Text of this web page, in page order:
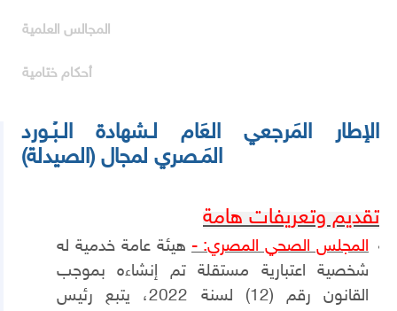
المجالس العلمية
أحكام ختامية
الإطار المَرجعي العَام لـشهادة الـبُـورد
المَـصري لمجال (الصيدلة)
تقديم وتعريفات هامة
المجلس الصحي المصري:
- هيئة عامة خدمية له
شخصية اعتبارية مستقلة تم إنشاءه بموجب
القانون رقم (12) لسنة 2022، يتبع رئيس